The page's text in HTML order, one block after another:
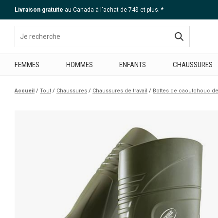
Livraison gratuite au Canada à l'achat de 74$ et plus. *
Aide
FEMMES HOMMES ENFANTS CHAUSSURES
Accueil Tout Chaussures Chaussures de travail Bottes de caoutchouc